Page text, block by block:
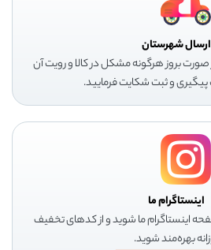
ارسال شهرستان
بروز هرگونه مشکل در کالا و رویت آن
اینستاگرام ما
اینستاگرام ما شوید و از کدهای تخفیف
بهره‌مند شوید.